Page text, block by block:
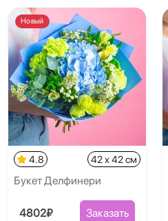
Новый
4.8 42 x 42 см
Букет Делфинери
4802₽ Заказать